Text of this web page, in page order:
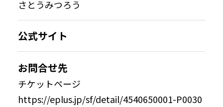
さとうみつろう
公式サイト
お問合せ先
チケットページ
https://eplus.jp/sf/detail/4540650001-P0030